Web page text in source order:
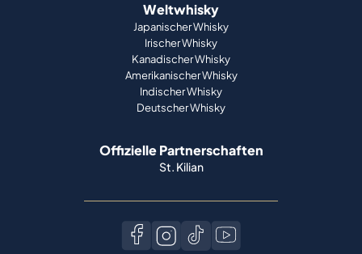
Weltwhisky
Japanischer Whisky
Irischer Whisky
Kanadischer Whisky
Amerikanischer Whisky
Indischer Whisky
Deutscher Whisky
Offizielle Partnerschaften
St. Kilian